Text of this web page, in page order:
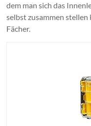
dem man sich das
selbst zusammen stellen
Fächer.